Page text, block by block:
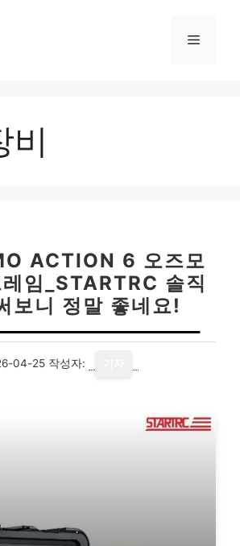
메
비
ACTION 6 오즈모
임_STARTRC 솔직
보니 정말 좋네요!
04-25 작성자: